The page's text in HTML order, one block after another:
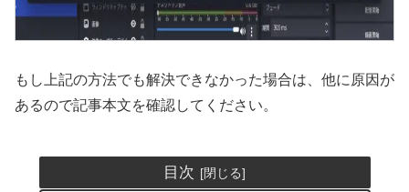
もし上記の方法でも解決できなかった場合は、他に原因が
あるので記事本文を確認してください。
目次